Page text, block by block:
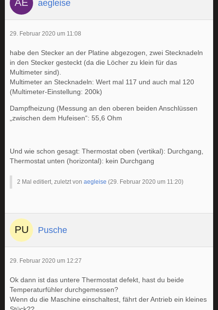
aegleise
29. Februar 2020 um 11:08
habe den Stecker an der Platine abgezogen, zwei Stecknadeln
in den Stecker gesteckt (da die Löcher zu klein für das
Multimeter sind).
Multimeter an Stecknadeln: Wert mal 117 und auch mal 120
(Multimeter-Einstellung: 200k)
Dampfheizung (Messung an den oberen beiden Anschlüssen
„zwischen dem Hufeisen“: 55,6 Ohm
Und wie schon gesagt: Thermostat oben (vertikal): Durchgang,
Thermostat unten (horizontal): kein Durchgang
2 Mal editiert, zuletzt von aegleise (29. Februar 2020 um 11:20)
Pusche
29. Februar 2020 um 12:27
Ok dann ist das untere Thermostat defekt, hast du beide
Temperaturfühler durchgemessen?
Wenn du die Maschine einschaltest, fährt der Antrieb ein kleines